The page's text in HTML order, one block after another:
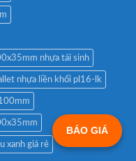
nhựa tái sinh
nhựa liền khối pl16-lk
xanh giá rẻ
BÁO GIÁ